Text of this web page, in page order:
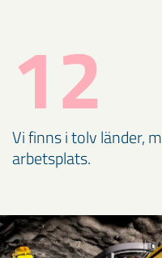
12
Vi finns i tolv länder,
arbetsplats.